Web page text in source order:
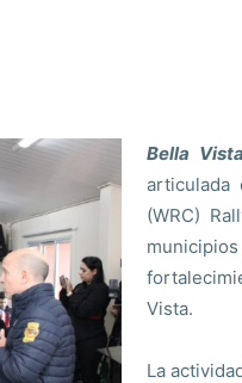
Bella
articulada
(WRC)
Vista.
La